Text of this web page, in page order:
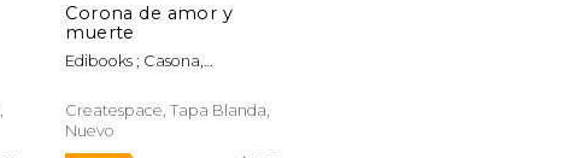
Corona de amor y
muerte
Edibooks ; Casona,
Createspace, Tapa Blanda,
Nuevo